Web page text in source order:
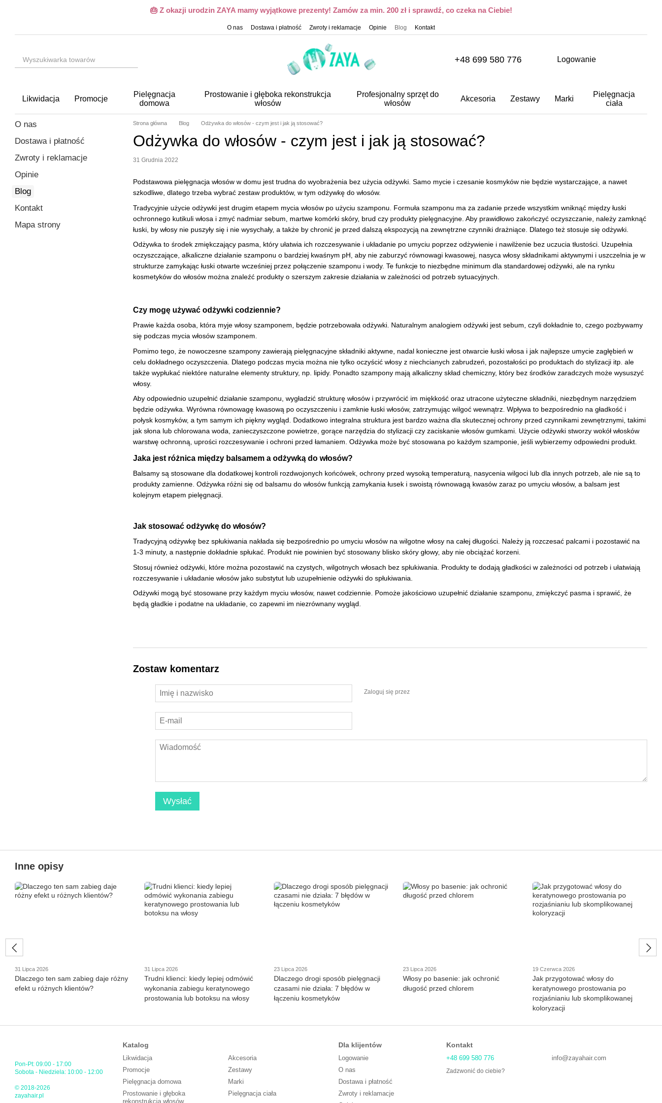
🎂 Z okazji urodzin ZAYA mamy wyjątkowe prezenty! Zamów za min. 200 zł i sprawdź, co czeka na Ciebie!
O nas Dostawa i płatność Zwroty i reklamacje Opinie Blog Kontakt
+48 699 580 776 Logowanie
Likwidacja Promocje
Pielęgnacja
domowa
Prostowanie i głęboka rekonstrukcja
włosów
Profesjonalny sprzęt do
włosów
Akcesoria Zestawy Marki
Pielęgnacja
ciała
Strona główna Blog Odżywka do włosów - czym jest i jak ją stosować?
Odżywka do włosów - czym jest i jak ją stosować?
31 Grudnia 2022
Podstawowa pielęgnacja włosów w domu jest trudna do wyobrażenia bez użycia odżywki. Samo mycie i czesanie kosmyków nie będzie wystarczające, a nawet
szkodliwe, dlatego trzeba wybrać zestaw produktów, w tym odżywkę do włosów.
Tradycyjnie użycie odżywki jest drugim etapem mycia włosów po użyciu szamponu. Formuła szamponu ma za zadanie przede wszystkim wniknąć między łuski
ochronnego kutikuli włosa i zmyć nadmiar sebum, martwe komórki skóry, brud czy produkty pielęgnacyjne. Aby prawidłowo zakończyć oczyszczanie, należy zamknąć
łuski, by włosy nie puszyły się i nie wysychały, a także by chronić je przed dalszą ekspozycją na zewnętrzne czynniki drażniące. Dlatego też stosuje się odżywki.
Odżywka to środek zmiękczający pasma, który ułatwia ich rozczesywanie i układanie po umyciu poprzez odżywienie i nawilżenie bez uczucia tłustości. Uzupełnia
oczyszczające, alkaliczne działanie szamponu o bardziej kwaśnym pH, aby nie zaburzyć równowagi kwasowej, nasyca włosy składnikami aktywnymi i uszczelnia je w
strukturze zamykając łuski otwarte wcześniej przez połączenie szamponu i wody. Te funkcje to niezbędne minimum dla standardowej odżywki, ale na rynku
kosmetyków do włosów można znaleźć produkty o szerszym zakresie działania w zależności od potrzeb sytuacyjnych.
Czy mogę używać odżywki codziennie?
Prawie każda osoba, która myje włosy szamponem, będzie potrzebowała odżywki. Naturalnym analogiem odżywki jest sebum, czyli dokładnie to, czego pozbywamy
się podczas mycia włosów szamponem.
Pomimo tego, że nowoczesne szampony zawierają pielęgnacyjne składniki aktywne, nadal konieczne jest otwarcie łuski włosa i jak najlepsze umycie zagłębień w
celu dokładnego oczyszczenia. Dlatego podczas mycia można nie tylko oczyścić włosy z niechcianych zabrudzeń, pozostałości po produktach do stylizacji itp. ale
także wypłukać niektóre naturalne elementy struktury, np. lipidy. Ponadto szampony mają alkaliczny skład chemiczny, który bez środków zaradczych może wysuszyć
włosy.
Aby odpowiednio uzupełnić działanie szamponu, wygładzić strukturę włosów i przywrócić im miękkość oraz utracone użyteczne składniki, niezbędnym narzędziem
będzie odżywka. Wyrówna równowagę kwasową po oczyszczeniu i zamknie łuski włosów, zatrzymując wilgoć wewnątrz. Wpływa to bezpośrednio na gładkość i
połysk kosmyków, a tym samym ich piękny wygląd. Dodatkowo integralna struktura jest bardzo ważna dla skutecznej ochrony przed czynnikami zewnętrznymi, takimi
jak słona lub chlorowana woda, zanieczyszczone powietrze, gorące narzędzia do stylizacji czy zaciskanie włosów gumkami. Użycie odżywki stworzy wokół włosków
warstwę ochronną, uprości rozczesywanie i ochroni przed łamaniem. Odżywka może być stosowana po każdym szamponie, jeśli wybierzemy odpowiedni produkt.
Jaka jest różnica między balsamem a odżywką do włosów?
Balsamy są stosowane dla dodatkowej kontroli rozdwojonych końcówek, ochrony przed wysoką temperaturą, nasycenia wilgoci lub dla innych potrzeb, ale nie są to
produkty zamienne. Odżywka różni się od balsamu do włosów funkcją zamykania łusek i swoistą równowagą kwasów zaraz po umyciu włosów, a balsam jest
kolejnym etapem pielęgnacji.
Jak stosować odżywkę do włosów?
Tradycyjną odżywkę bez spłukiwania nakłada się bezpośrednio po umyciu włosów na wilgotne włosy na całej długości. Należy ją rozczesać palcami i pozostawić na
1-3 minuty, a następnie dokładnie spłukać. Produkt nie powinien być stosowany blisko skóry głowy, aby nie obciążać korzeni.
Stosuj również odżywki, które można pozostawić na czystych, wilgotnych włosach bez spłukiwania. Produkty te dodają gładkości w zależności od potrzeb i ułatwiają
rozczesywanie i układanie włosów jako substytut lub uzupełnienie odżywki do spłukiwania.
Odżywki mogą być stosowane przy każdym myciu włosów, nawet codziennie. Pomoże jakościowo uzupełnić działanie szamponu, zmiękczyć pasma i sprawić, że
będą gładkie i podatne na układanie, co zapewni im niezrównany wygląd.
Zostaw komentarz
Zaloguj się przez
Wysłać
O nas
Dostawa i płatność
Zwroty i reklamacje
Opinie
Blog
Kontakt
Mapa strony
Inne opisy
31 Lipca 2026
Dlaczego ten sam zabieg daje różny
efekt u różnych klientów?
31 Lipca 2026
Trudni klienci: kiedy lepiej odmówić
wykonania zabiegu keratynowego
prostowania lub botoksu na włosy
23 Lipca 2026
Dlaczego drogi sposób pielęgnacji
czasami nie działa: 7 błędów w
łączeniu kosmetyków
23 Lipca 2026
Włosy po basenie: jak ochronić
długość przed chlorem
19 Czerwca 2026
Jak przygotować włosy do
keratynowego prostowania po
rozjaśnianiu lub skomplikowanej
koloryzacji
Pon-Pt: 09:00 - 17:00
Sobota - Niedziela: 10:00 - 12:00
© 2018-2026
zayahair.pl
Katalog
Likwidacja
Promocje
Pielęgnacja domowa
Prostowanie i głęboka
rekonstrukcja włosów
Akcesoria
Zestawy
Marki
Pielęgnacja ciała
Dla klijentów
Logowanie
O nas
Dostawa i płatność
Zwroty i reklamacje
Kontakt
+48 699 580 776
Zadzwonić do ciebie?
info@zayahair.com